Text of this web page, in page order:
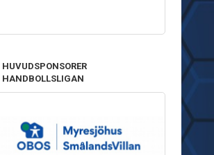
HUVUDSPONSORER
HANDBOLLSLIGAN